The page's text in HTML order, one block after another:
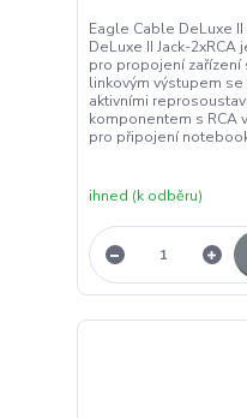
Eagle Cable DeLuxe
DeLuxe II Jack-
pro propojení zařízení
linkovým výstupem
aktivními
komponentem s RCA
pro připojení
ihned (k odběru)